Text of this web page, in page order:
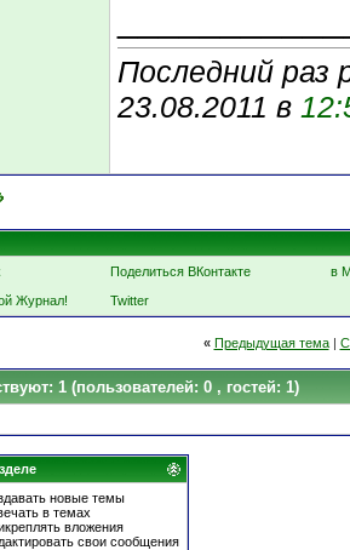
Последний раз
23.08.2011 в
Поделиться ВКонтакте
в
Журнал!
Twitter
« Предыдущая тема|
1 (пользователей: 0 , гостей: 1)
новые темы
в темах
вложения
свои сообщения